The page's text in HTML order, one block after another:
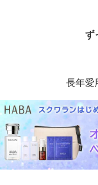
ず
長年愛